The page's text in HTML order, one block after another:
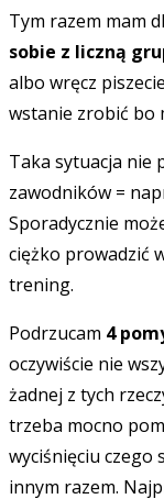
Tym razem mam
sobie z liczną
albo wręcz
wstanie zrobić bo
Taka sytuacja nie
zawodników =
Sporadycznie
ciężko prowadzić
trening.
Podrzucam 4
oczywiście nie
żadnej z tych
trzeba mocno
wyciśnięciu czego
innym razem.